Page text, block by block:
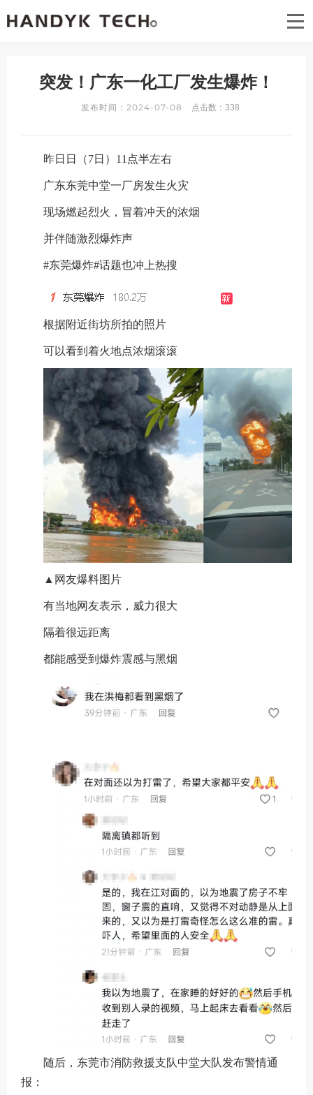
首页
联系我们
突发！广东一化工厂发生爆炸！
发布时间：2024-07-08 点击数： 338
昨日 日（7日）11点半左右
广东东莞中堂一厂房发生火灾
现场燃起烈火，冒着冲天的浓烟
并伴随激烈爆炸声
#东莞爆炸#话题也冲上热搜
根据附近街坊所拍的照片
可以看到着火地点浓烟滚滚
▲网友爆料图片
有当地网友表示，威力很大
隔着很远距离
都能感受到爆炸震感与黑烟
随后，东莞市消防救援支队中堂大队发布警情通
报：